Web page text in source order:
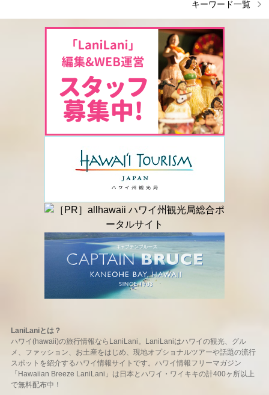
キーワード一覧
LaniLaniとは？
ハワイ(hawaii)の旅行情報ならLaniLani。LaniLaniはハワイの観光、グル
メ、ファッション、お土産をはじめ、現地オプショナルツアーや話題の流行
スポットを紹介するハワイ情報サイトです。ハワイ情報フリーマガジン
「Hawaiian Breeze LaniLani」は日本とハワイ・ワイキキの計400ヶ所以上
で無料配布中！